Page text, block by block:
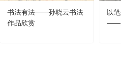
书法有法——孙晓云书法
作品欣赏
以
——